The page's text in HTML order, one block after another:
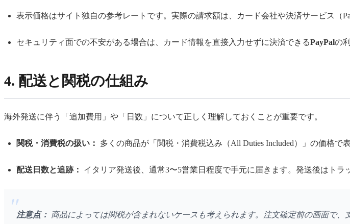
表示価格はサイト独自の参考レートです。実際の請求額は、カード会社や決済サービス（
セキュリティ面での不安がある場合は、カード情報を直接入力せずに決済できるPayPalの
4. 配送と関税の仕組み
海外発送に伴う「追加費用」や「日数」について正しく理解しておくことが重要です。
関税・消費税の扱い： 多くの商品が「関税・消費税込み（All Duties Included）」の価格
配送日数と追跡： イタリア発送後、通常3〜5営業日程度で手元に届きます。発送後はトラ
注意点： 商品によっては関税が含まれないケースも考えられます。注文確定前の画面で、